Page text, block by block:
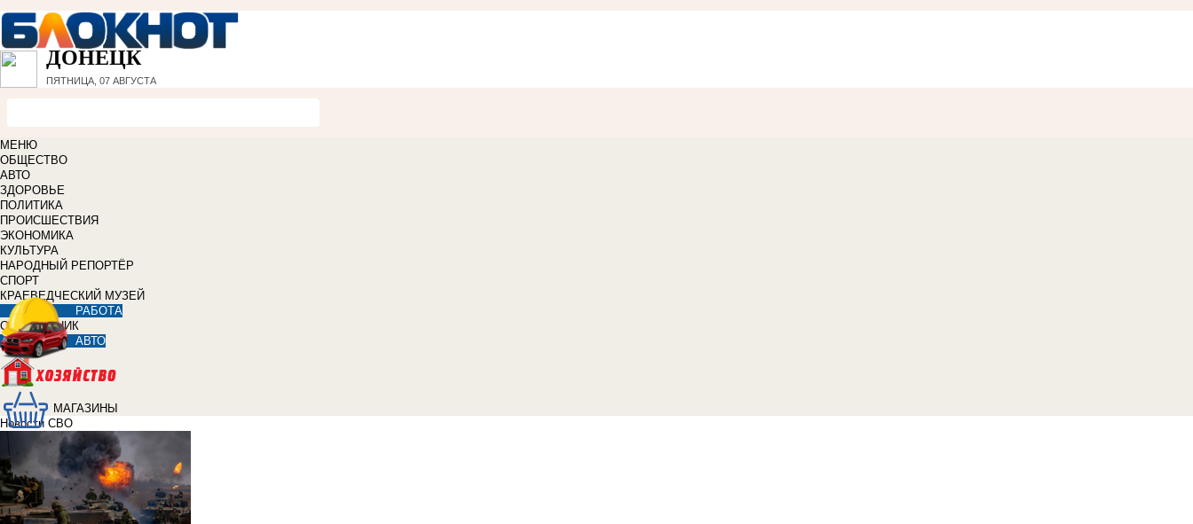
ДОНЕЦК
ПЯТНИЦА, 07 АВГУСТА
МЕНЮ
ОБЩЕСТВО
АВТО
ЗДОРОВЬЕ
ПОЛИТИКА
ПРОИСШЕСТВИЯ
ЭКОНОМИКА
КУЛЬТУРА
НАРОДНЫЙ РЕПОРТЁР
СПОРТ
КРАЕВЕДЧЕСКИЙ МУЗЕЙ
РАБОТА
СПРАВОЧНИК
АВТО
МАГАЗИНЫ
Новости СВО